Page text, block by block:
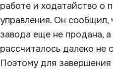
работе и ходатайство о
управления. Он сообщил,
завода еще не продана,
рассчиталось далеко не
Поэтому для